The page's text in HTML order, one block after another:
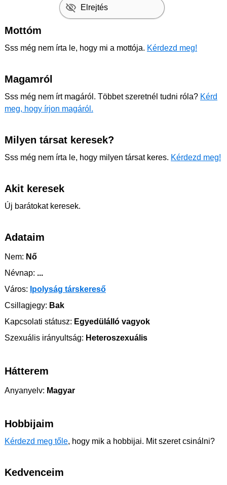
Elrejtés
Mottóm
Sss még nem írta le, hogy mi a mottója. Kérdezd meg!
Magamról
Sss még nem írt magáról. Többet szeretnél tudni róla? Kérd
meg, hogy írjon magáról.
Milyen társat keresek?
Sss még nem írta le, hogy milyen társat keres. Kérdezd meg!
Akit keresek
Új barátokat keresek.
Adataim
Nem: Nő
Névnap: ...
Város: Ipolyság társkereső
Csillagjegy: Bak
Kapcsolati státusz: Egyedülálló vagyok
Szexuális irányultság: Heteroszexuális
Hátterem
Anyanyelv: Magyar
Hobbijaim
Kérdezd meg tőle, hogy mik a hobbijai. Mit szeret csinálni?
Kedvenceim